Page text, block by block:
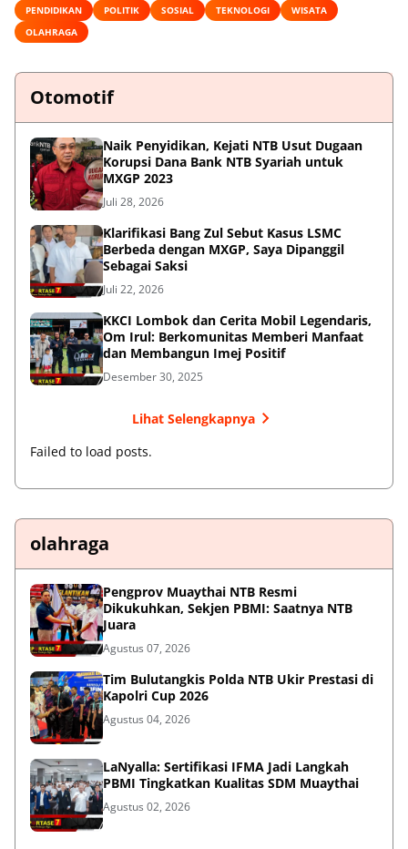
PENDIDIKAN
POLITIK SOSIAL TEKNOLOGI
WISATA
OLAHRAGA
Otomotif
Naik Penyidikan, Kejati NTB Usut Dugaan
Korupsi Dana Bank NTB Syariah untuk
MXGP 2023
Juli 28, 2026
Klarifikasi Bang Zul Sebut Kasus LSMC
Berbeda dengan MXGP, Saya Dipanggil
Sebagai Saksi
Juli 22, 2026
KKCI Lombok dan Cerita Mobil Legendaris,
Om Irul: Berkomunitas Memberi Manfaat
dan Membangun Imej Positif
Desember 30, 2025
Lihat Selengkapnya
Failed to load posts.
olahraga
Pengprov Muaythai NTB Resmi
Dikukuhkan, Sekjen PBMI: Saatnya NTB
Juara
Agustus 07, 2026
Tim Bulutangkis Polda NTB Ukir Prestasi di
Kapolri Cup 2026
Agustus 04, 2026
LaNyalla: Sertifikasi IFMA Jadi Langkah
PBMI Tingkatkan Kualitas SDM Muaythai
Agustus 02, 2026